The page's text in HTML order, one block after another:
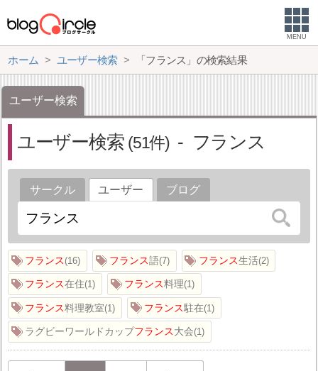
MENU
ホーム ユーザー検索 「フランス」の検索結果
ユーザー検索
ユーザー検索 51 フランス
サークル ユーザー ブログ
フランス 16 フランス語 7 フランス生活 2
フランス在住 1 フランス料理 1
フランス料理教室 1 フランス駐在 1
ラグビーワールドカップフランス大会 1